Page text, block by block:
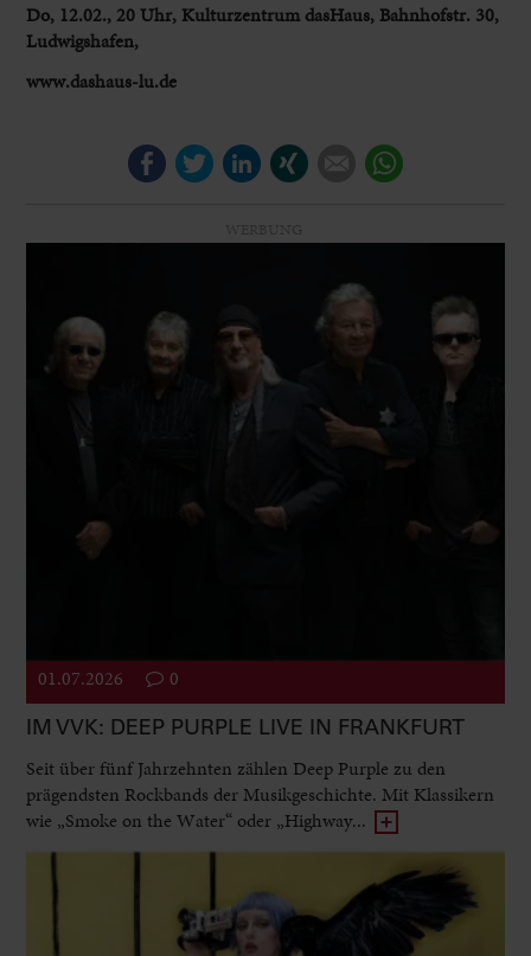
Do, 12.02., 20 Uhr, Kulturzentrum dasHaus, Bahnhofstr. 30,
Ludwigshafen,
www.dashaus-lu.de
FacebookTwitterLinkedIn E-mail
01.07.2026 0
IM VVK: DEEP PURPLE LIVE IN FRANKFURT
Seit über fünf Jahrzehnten zählen Deep Purple zu den
prägendsten Rockbands der Musikgeschichte. Mit Klassikern
wie „Smoke on the Water“ oder „Highway...